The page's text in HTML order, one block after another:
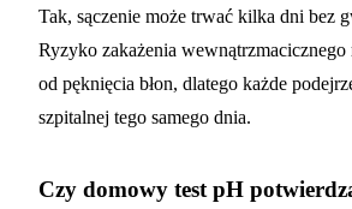
Tak, sączenie może trwać kilka dni bez
Ryzyko zakażenia wewnątrzmacicznego
od pęknięcia błon, dlatego każde
szpitalnej tego samego dnia.
Czy domowy test pH